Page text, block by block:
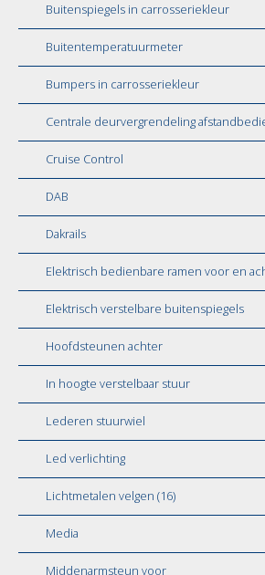
Buitenspiegels in carrosseriekleur
Buitentemperatuurmeter
Bumpers in carrosseriekleur
Centrale deurvergrendeling
Cruise Control
DAB
Dakrails
Elektrisch bedienbare ramen voor en
Elektrisch verstelbare buitenspiegels
Hoofdsteunen achter
In hoogte verstelbaar stuur
Lederen stuurwiel
Led verlichting
Lichtmetalen velgen (16)
Media
Middenarmsteun voor